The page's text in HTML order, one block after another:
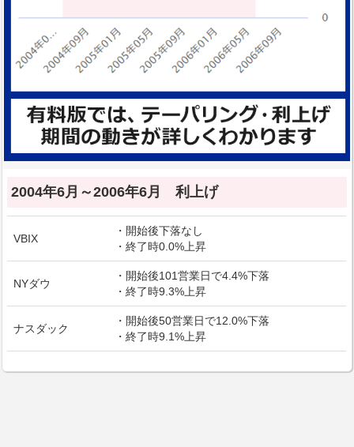
2004年6月～2006年6月 利上げ
VBIX
・開始後下落なし
・終了時0.0%上昇
NYダウ
・開始後101営業日で4.4%下落
・終了時9.3%上昇
ナスダック
・開始後50営業日で12.0%下落
・終了時9.1%上昇